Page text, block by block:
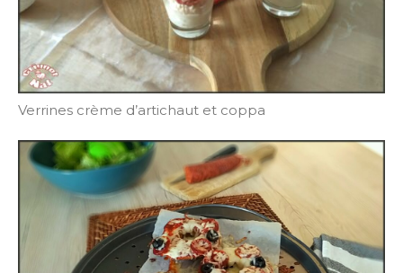
Verrines crème d’artichaut et coppa